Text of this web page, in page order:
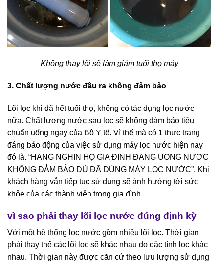
Không thay lõi sẽ làm giảm tuổi thọ máy
3. Chất lượng nước đầu ra không đảm bảo
Lõi lọc khi đã hết tuổi thọ, không có tác dụng lọc nước
nữa. Chất lượng nước sau lọc sẽ không đảm bảo tiêu
chuẩn uống ngay của Bộ Y tế. Vì thế mà có 1 thực trạng
đáng báo động của việc sử dụng máy lọc nước hiện nay
đó là. “HÀNG NGHÌN HỘ GIA ĐÌNH ĐANG UỐNG NƯỚC
KHÔNG ĐẢM BẢO DÙ ĐÃ DÙNG MÁY LỌC NƯỚC”. Khi
khách hàng vẫn tiếp tục sử dụng sẽ ảnh hưởng tới sức
khỏe của các thành viên trong gia đình.
vì sao phải thay lõi lọc nước đúng định kỳ
Với một hệ thống lọc nước gồm nhiều lõi lọc. Thời gian
phải thay thế các lõi lọc sẽ khác nhau do đặc tính lọc khác
nhau. Thời gian này được căn cứ theo lưu lượng sử dụng